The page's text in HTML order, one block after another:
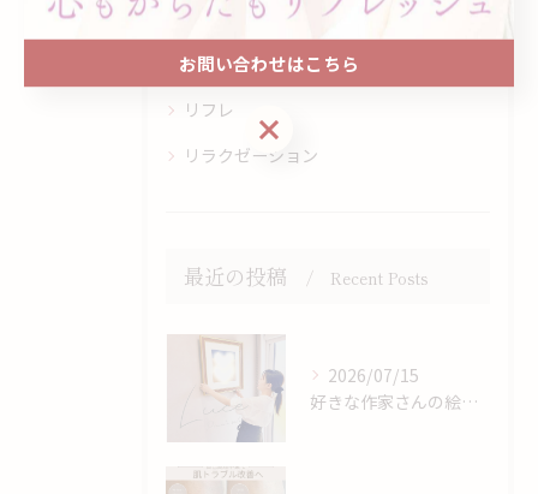
フェイシャル
オイルトリートメント
リフレ
リラクゼーション
最近の投稿 Recent Posts
2026/07/15
好きな作家さんの絵🖼️♡
お問い合わせはこちら
お問い合わせはこちら